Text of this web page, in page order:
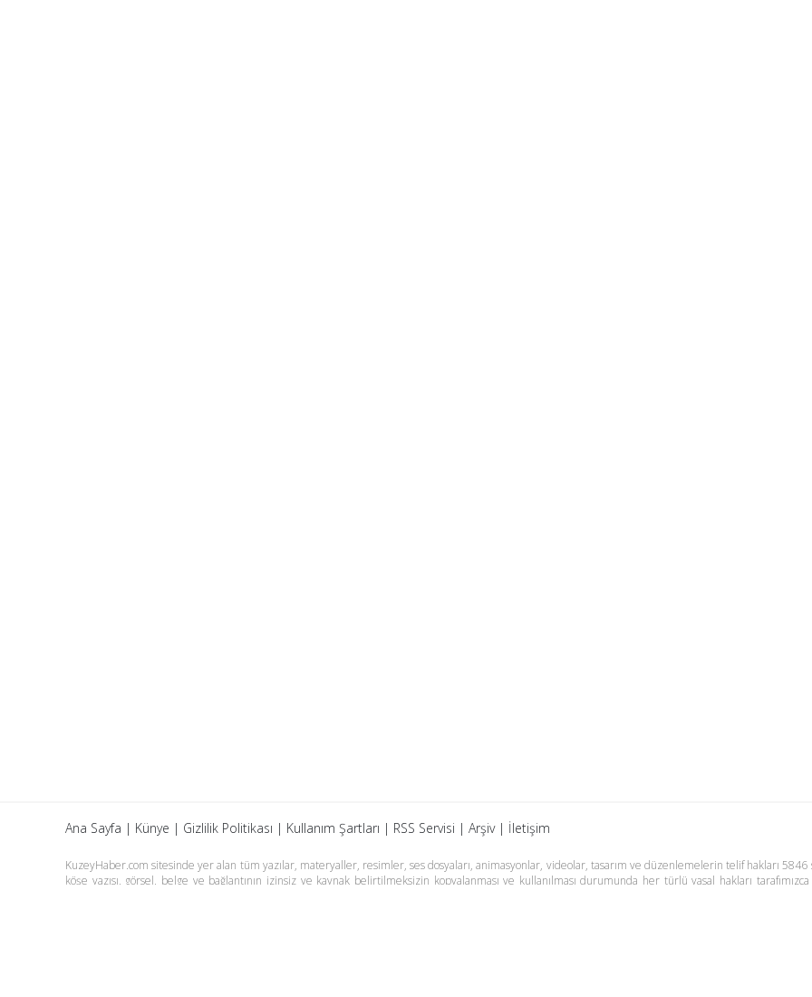
Ana Sayfa | Künye | Gizlilik Politikası | Kullanım Şartları | RSS Servisi | Arşiv| İletişim
KuzeyHaber.com sitesinde yer alan tüm yazılar, materyaller, resimler, ses dosyaları, animasyonlar, videolar, tasarım ve düzenlemelerin telif hakları
köşe yazısı, görsel, belge ve bağlantının izinsiz ve kaynak belirtilmeksizin kopyalanması ve kullanılması durumunda her türlü yasal hakları